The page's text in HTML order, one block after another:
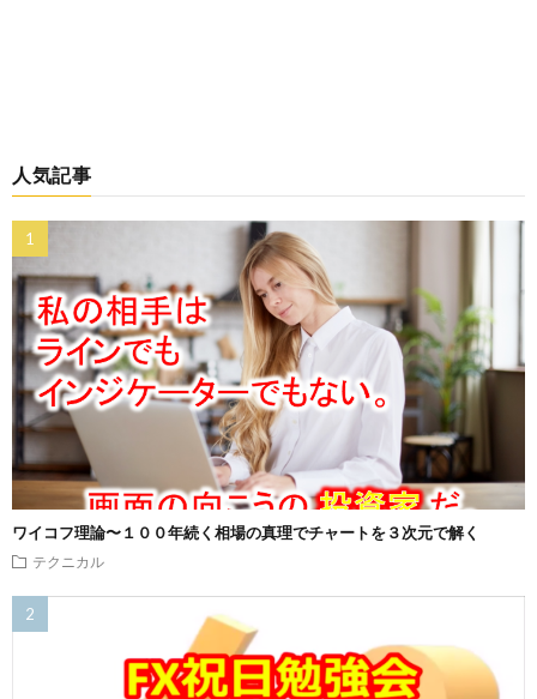
人気記事
ワイコフ理論〜１００年続く相場の真理でチャートを３次元で解く
テクニカル